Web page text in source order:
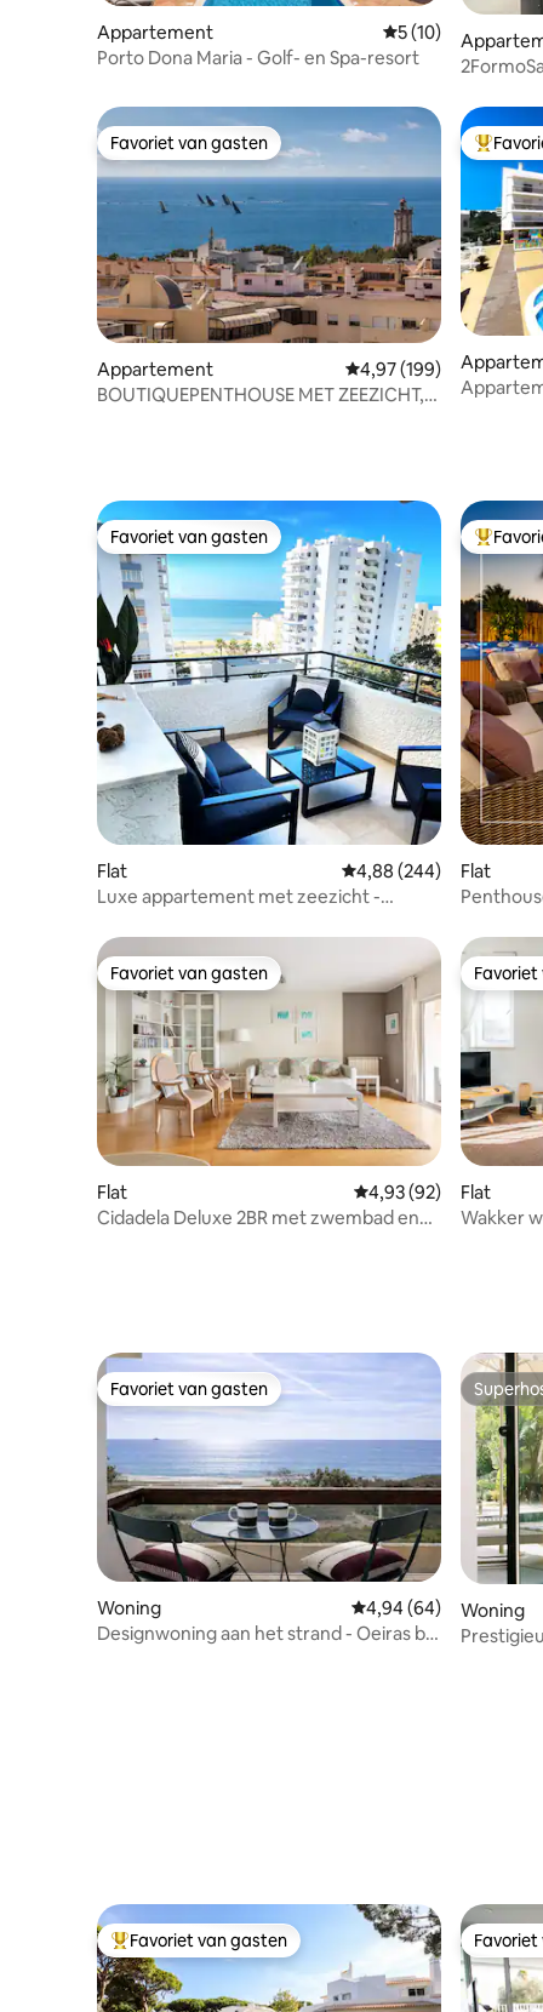
Appartement Gemiddelde
5 (10)
Porto Dona Maria - Golf- en Spa-resort
Favoriet van gasten
Favoriet van gasten
Appartement Gemiddelde
4,97 (199)
BOUTIQUEPENTHOUSE MET ZEEZICHT,
Favoriet van gasten
Favoriet van gasten
Flat Gemiddelde
4,88 (244)
Luxe appartement met zeezicht -
Flat
Favoriet van gasten
Favoriet van gasten
Flat Gemiddelde
4,93 (92)
Cidadela Deluxe 2BR met zwembad en
Flat
Wakker
Favoriet van gasten
Favoriet van gasten
Woning Gemiddelde
4,94 (64)
Designwoning aan het strand - Oeiras bij
Woning
Topfavoriet van gasten
Favoriet van gasten